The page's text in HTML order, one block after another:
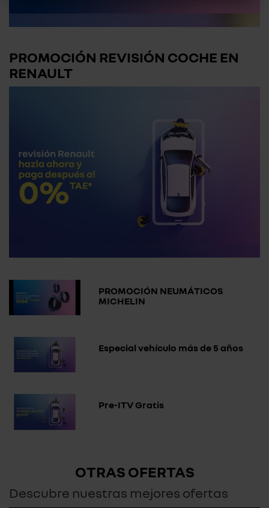
PROMOCIÓN REVISIÓN COCHE EN
RENAULT
PROMOCIÓN NEUMÁTICOS
MICHELIN
Especial vehículo más de 5 años
Pre-ITV Gratis
OTRAS OFERTAS
Descubre nuestras mejores ofertas